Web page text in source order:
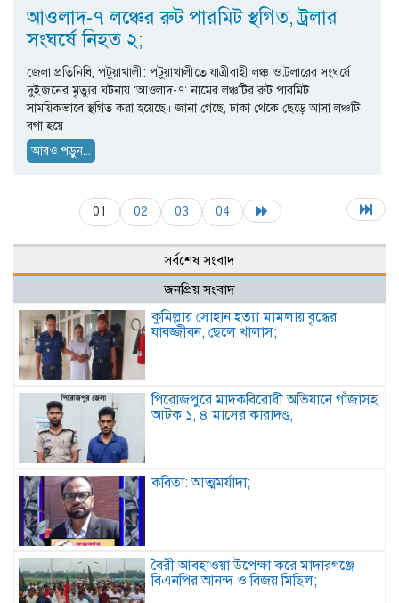
আওলাদ-৭ লঞ্চের রুট পারমিট স্থগিত, ট্রলার
সংঘর্ষে নিহত ২;
জেলা প্রতিনিধি, পটুয়াখালী: পটুয়াখালীতে যাত্রীবাহী লঞ্চ ও ট্রলারের সংঘর্ষে
দুইজনের মৃত্যুর ঘটনায় ‘আওলাদ-৭’ নামের লঞ্চটির রুট পারমিট
সাময়িকভাবে স্থগিত করা হয়েছে। জানা গেছে, ঢাকা থেকে ছেড়ে আসা লঞ্চটি
বগা হয়ে
আরও পড়ুন...
01 02 03 04
সর্বশেষ সংবাদ
জনপ্রিয় সংবাদ
কুমিল্লায় সোহান হত্যা মামলায় বৃদ্ধের
যাবজ্জীবন, ছেলে খালাস;
পিরোজপুরে মাদকবিরোধী অভিযানে গাঁজাসহ
আটক ১, ৪ মাসের কারাদণ্ড;
কবিতা: আত্মমর্যাদা;
বৈরী আবহাওয়া উপেক্ষা করে মাদারগঞ্জে
বিএনপির আনন্দ ও বিজয় মিছিল;